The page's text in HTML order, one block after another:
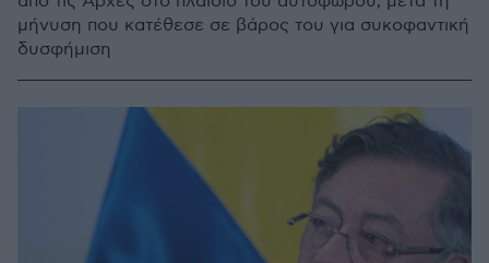
μήνυση που κατέθεσε σε βάρος του για συκοφαντική
δυσφήμιση